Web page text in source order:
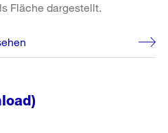
Fläche dargestellt.